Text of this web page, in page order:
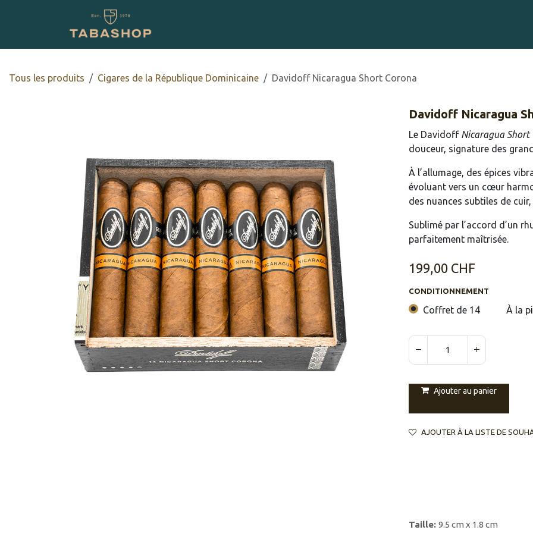
Tous les produits Cigares de la République Dominicaine Davidoff Nicaragua Short Corona
Davidoff Nicaragua
Le Davidoff Nicaragua Short
douceur, signature des
À l’allumage, des épices
évoluant vers un cœur
des nuances subtiles de
Sublimé par l’accord d’un
parfaitement maîtrisée.
199,00 CHF
CONDITIONNEMENT
Coffret de 14 À la
Ajouter au panier
AJOUTER À LA LISTE DE
Taille: 9.5 cm x 1.8 cm